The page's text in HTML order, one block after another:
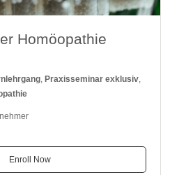
Homöopathie
, Praxisseminar exklusiv,
Enroll Now